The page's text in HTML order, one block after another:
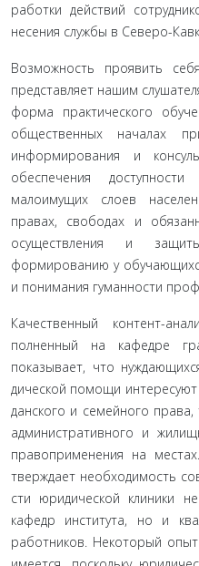
работки действий
несения службы в Северо-
Возможность проявить
представляет нашим
форма практического
общественных началах
инфор­мирования и
обеспечения
малоимущих слоев
правах, свободах и
осуществления и
формированию у
и понимания гуманности
Качественный контент-
полненный на кафедре
показывает, что
дической помощи
данского и семейного
административного и
правоприменения на
тверждает необходимость
сти юридической клиники
кафедр института, но и
работников. Некоторый